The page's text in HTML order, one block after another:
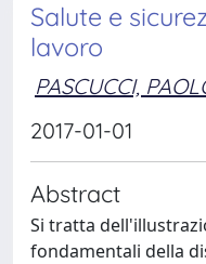
Salute e
lavoro
PASCUCCI,
2017-01-01
Abstract
Si tratta
fondamentali della